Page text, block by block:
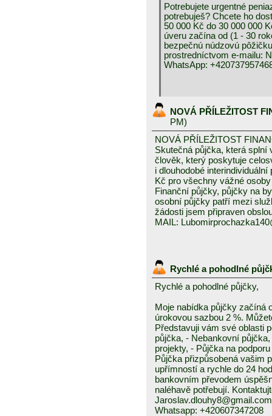
Potrebujete urgentné
potrebuješ? Chcete ho
50 000 Kč do 30 000 000
úveru začína od (1 - 30
bezpečnú núdzovú
prostredníctvom e-mailu:
WhatsApp:
NOVÁ PŘÍLEŽITOST
PM)
NOVÁ PŘÍLEŽITOST
Skutečná půjčka, která
člověk, který poskytuje
i dlouhodobé
Kč pro všechny vážné
Finanční půjčky, půjčky na
osobní půjčky patří mezi
žádosti jsem připraven
MAIL:
Rychlé a pohodlné
Rychlé a pohodlné půjčky,
Moje nabídka půjčky začíná
úrokovou sazbou 2 %.
Představuji vám své oblasti
půjčka, - Nebankovní
projekty, - Půjčka na
Půjčka přizpůsobená vašim
upřímností a rychle do 24
bankovním převodem
naléhavě potřebují.
Jaroslav.dlouhy8@gmail.com
Whatsapp: +420607347208